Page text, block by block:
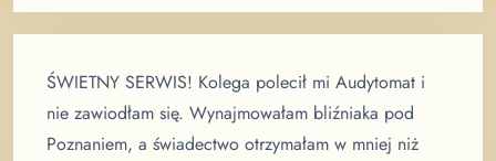
ŚWIETNY SERWIS! Kolega polecił mi Audytomat i
nie zawiodłam się. Wynajmowałam bliźniaka pod
Poznaniem, a świadectwo otrzymałam w mniej niż